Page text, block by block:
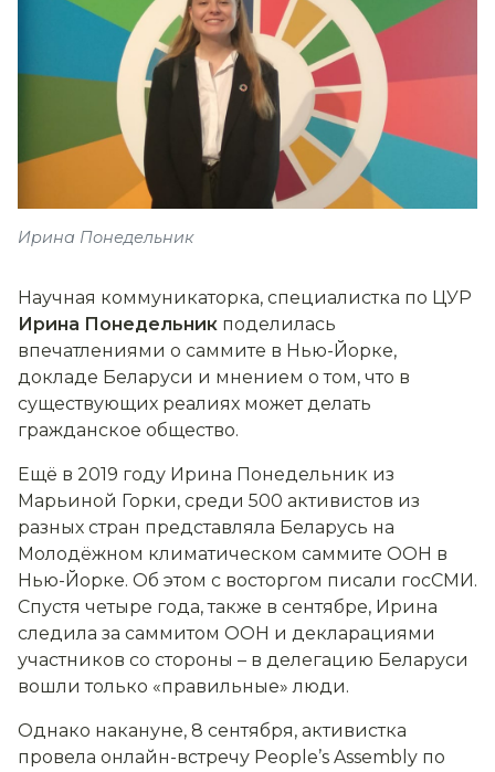
Ирина Понедельник
Научная коммуникаторка, специалистка по ЦУР
Ирина Понедельник поделилась
впечатлениями о саммите в Нью-Йорке,
докладе Беларуси и мнением о том, что в
существующих реалиях может делать
гражданское общество.
Ещё в 2019 году Ирина Понедельник из
Марьиной Горки, среди 500 активистов из
разных стран представляла Беларусь на
Молодёжном климатическом саммите ООН в
Нью-Йорке. Об этом с восторгом писали госСМИ.
Спустя четыре года, также в сентябре, Ирина
следила за саммитом ООН и декларациями
участников со стороны – в делегацию Беларуси
вошли только «правильные» люди.
Однако накануне, 8 сентября, активистка
провела онлайн-встречу People’s Assembly по